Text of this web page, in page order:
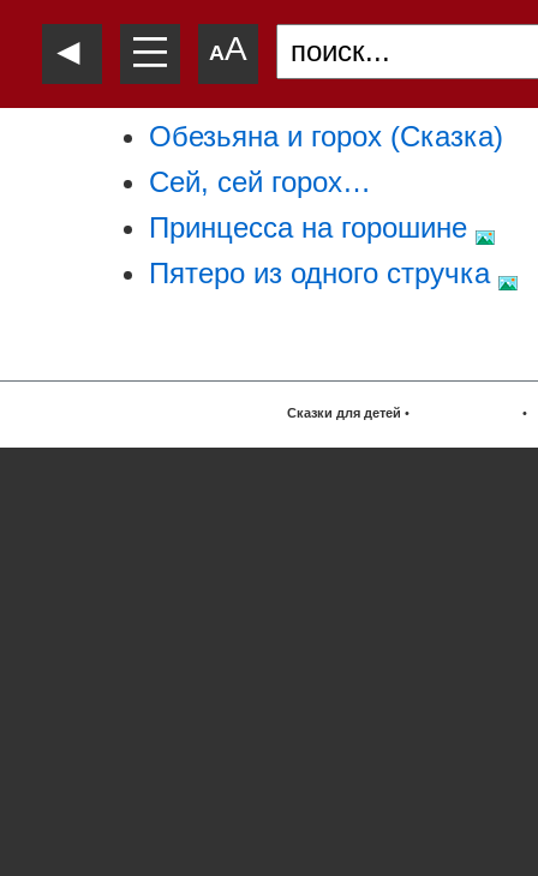
◄ —
—
— AA
Обезьяна и горох (Сказка)
Сей, сей горох…
Принцесса на горошине
Пятеро из одного стручка
Сказки для детей • •